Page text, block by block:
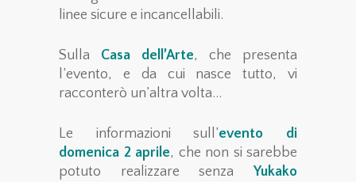
linee sicure e incancellabili.
Sulla Casa dell’Arte, che presenta
l’evento, e da cui nasce tutto, vi
racconterò un’altra volta…
Le informazioni sull’evento di
domenica 2 aprile, che non si sarebbe
potuto realizzare senza Yukako